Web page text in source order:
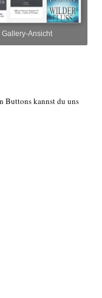
Gallery-Ansicht
Buttons kannst du uns